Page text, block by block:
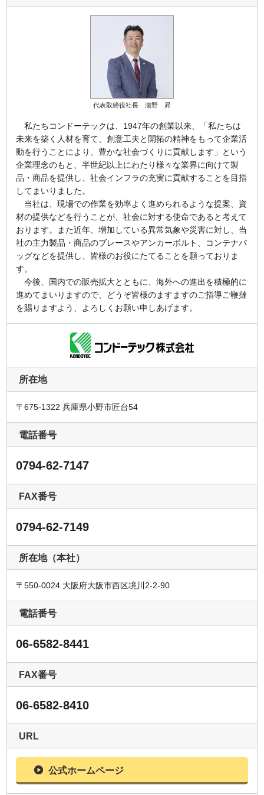
代表取締役社長 濵野 昇
私たちコンドーテックは、1947年の創業以来、「私たちは
未来を築く人材を育て、創意工夫と開拓の精神をもって企業活
動を行うことにより、豊かな社会づくりに貢献します」という
企業理念のもと、半世紀以上にわたり様々な業界に向けて製
品・商品を提供し、社会インフラの充実に貢献することを目指
してまいりました。
当社は、現場での作業を効率よく進められるような提案、資
材の提供などを行うことが、社会に対する使命であると考えて
おります。また近年、増加している異常気象や災害に対し、当
社の主力製品・商品のブレースやアンカーボルト、コンテナバ
ッグなどを提供し、皆様のお役にたてることを願っておりま
す。
今後、国内での販売拡大とともに、海外への進出を積極的に
進めてまいりますので、どうぞ皆様のますますのご指導ご鞭撻
を賜りますよう、よろしくお願い申しあげます。
所在地
〒675-1322 兵庫県小野市匠台54
電話番号
0794-62-7147
FAX番号
0794-62-7149
所在地（本社）
〒550-0024 大阪府大阪市西区境川2-2-90
電話番号
06-6582-8441
FAX番号
06-6582-8410
URL
公式ホームページ